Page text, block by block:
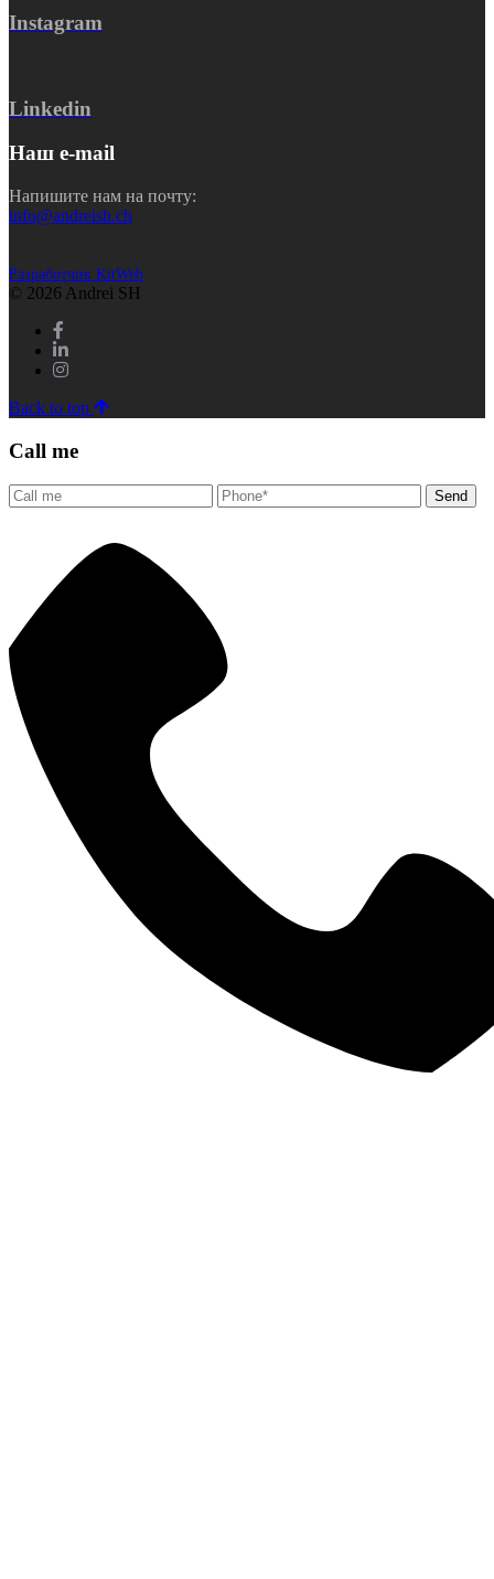
Instagram
Linkedin
Наш e-mail
Напишите нам на почту:
info@andreish.ch
Разработчик KitWeb
© 2026 Andrei SH
Back to top
Call me
Send